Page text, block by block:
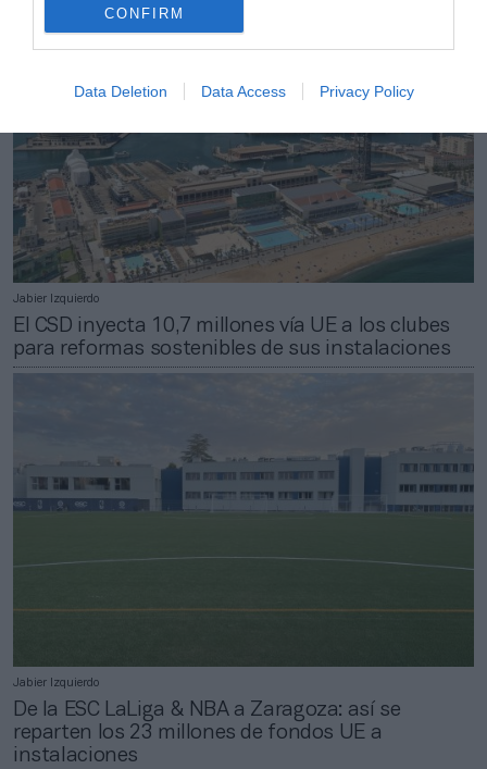
CONFIRM
Data Deletion Data Access Privacy Policy
Jabier Izquierdo
El CSD inyecta 10,7 millones vía UE a los clubes
para reformas sostenibles de sus instalaciones
Jabier Izquierdo
De la ESC LaLiga & NBA a Zaragoza: así se
reparten los 23 millones de fondos UE a
instalaciones